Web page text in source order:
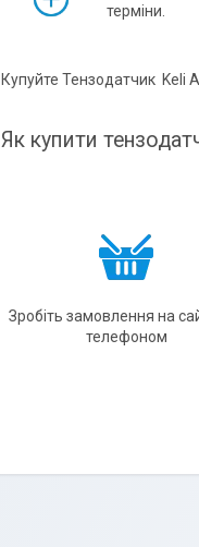
терміни.
Купуйте Тензодатчик Keli
Як купити
Зробіть замовлення на
телефоном